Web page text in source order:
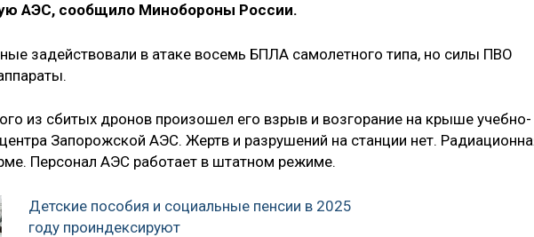
АЭС, сообщило Минобороны России.
задействовали в атаке восемь БПЛА самолетного типа, но силы ПВО
из сбитых дронов произошел его взрыв и возгорание на крыше учебно-
Запорожской АЭС. Жертв и разрушений на станции нет.
Персонал АЭС работает в штатном режиме.
Детские пособия и социальные пенсии в 2025
году проиндексируют